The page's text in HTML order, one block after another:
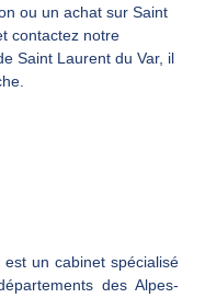
ou un achat sur Saint
contactez notre
Saint Laurent du Var, il
un cabinet spécialisé
des Alpes-